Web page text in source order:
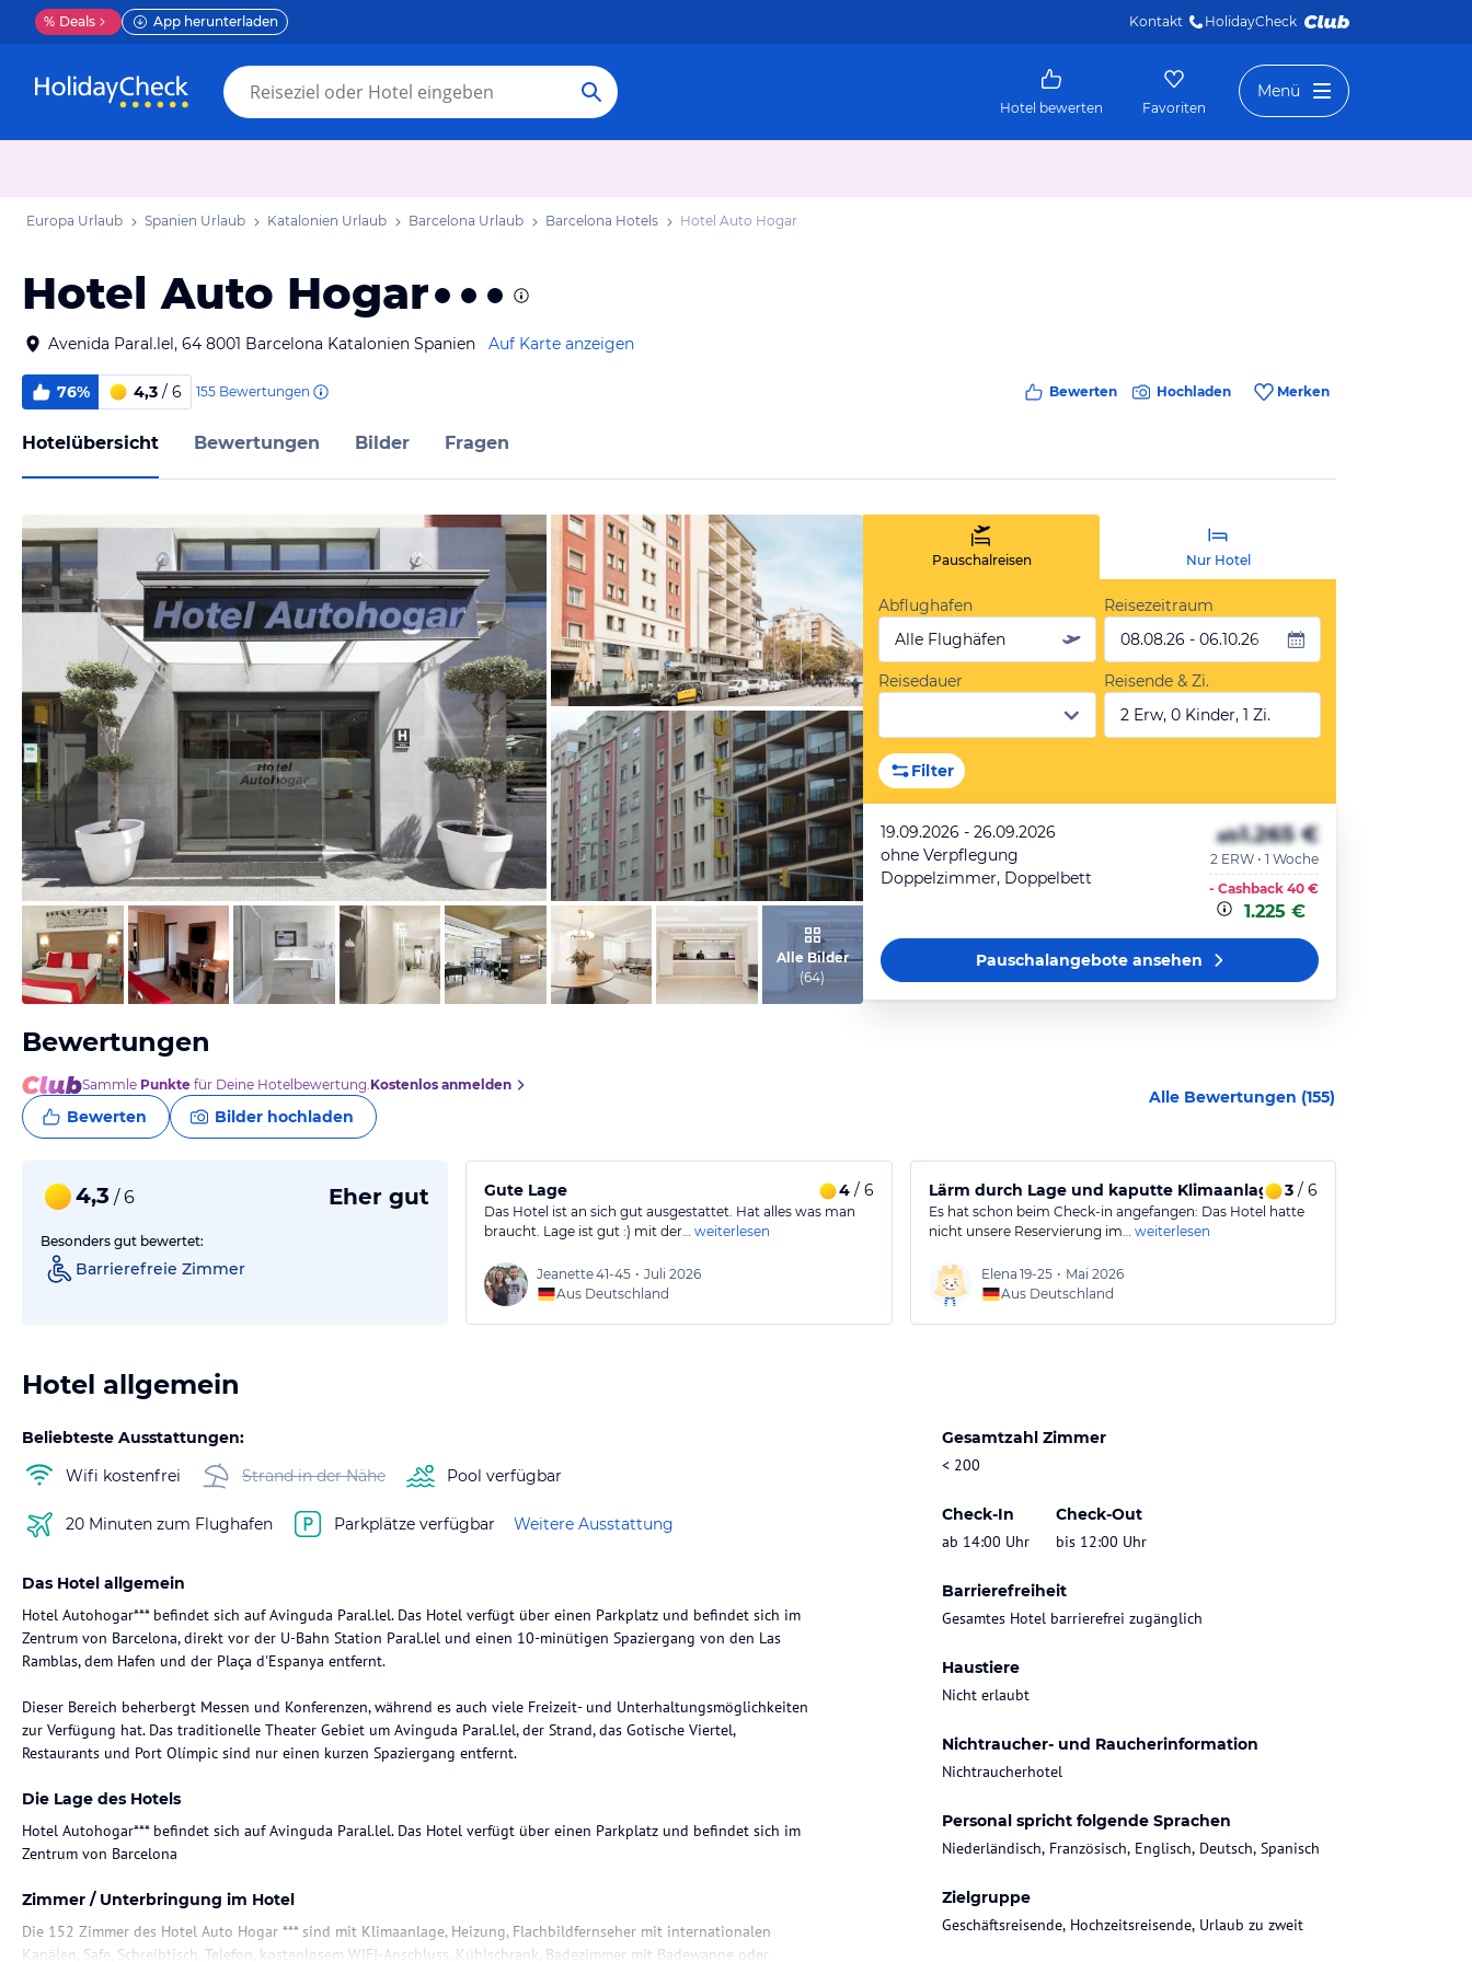
% Deals App herunterladen Kontakt HolidayCheck
Hotel bewerten Favoriten
Menü
Europa Urlaub Spanien Urlaub Katalonien Urlaub Barcelona Urlaub Barcelona Hotels Hotel Auto Hogar
Hotel Auto Hogar
Avenida Paral.lel, 64 8001 Barcelona Katalonien Spanien Auf Karte anzeigen
76% 4,3 / 6 155 Bewertungen Bewerten Hochladen Merken
Hotelübersicht Bewertungen Bilder Fragen
vom Hotelier, Februar 2017
vom Hotelier, Februar 2024
von Denis, April 2007
Alle Bilder
(64)
Pauschalreisen Nur Hotel
Abflughafen
Alle Flughäfen
Reisezeitraum
08.08.26 - 06.10.26
Reisedauer
Reisende & Zi.
2 Erw, 0 Kinder, 1 Zi.
Filter
19.09.2026 - 26.09.2026
ohne Verpflegung
Doppelzimmer, Doppelbett
ab1.265 €
2 ERW • 1 Woche
- Cashback 40 €
1.225 €
Pauschalangeboteansehen
Bewertungen
Sammle Punkte für Deine Hotelbewertung.Kostenlos anmelden
Bewerten Bilder hochladen
Alle Bewertungen (155)
4,3 / 6 Eher gut
Besonders gut bewertet:
Barrierefreie Zimmer
Gute Lage 4/ 6
Das Hotel ist an sich gut ausgestattet. Hat alles was man
braucht. Lage ist gut :) mit der… weiterlesen
Jeanette41-45 • Juli 2026
Aus Deutschland
Lärm durch Lage und kaputte Klimaanlage während unseres
3/ 6
Es hat schon beim Check-in angefangen: Das Hotel hatte
nicht unsere Reservierung im… weiterlesen
Elena 19-25 • Mai 2026
Aus Deutschland
Hotel allgemein
Beliebteste Ausstattungen:
Wifi kostenfrei
Strand in der Nähe Pool verfügbar
20 Minuten zum Flughafen Parkplätze verfügbar Weitere Ausstattung
Gesamtzahl Zimmer
< 200
Check-In
ab 14:00 Uhr
Check-Out
bis 12:00 Uhr
Barrierefreiheit
Gesamtes Hotel barrierefrei zugänglich
Haustiere
Nicht erlaubt
Nichtraucher- und Raucherinformation
Nichtraucherhotel
Personal spricht folgende Sprachen
Niederländisch, Französisch, Englisch, Deutsch, Spanisch
Zielgruppe
Geschäftsreisende, Hochzeitsreisende, Urlaub zu zweit
Das Hotel allgemein
Hotel Autohogar*** befindet sich auf Avinguda Paral.lel. Das Hotel verfügt über einen Parkplatz und befindet sich im
Zentrum von Barcelona, direkt vor der U-Bahn Station Paral.lel und einen 10-minütigen Spaziergang von den Las
Ramblas, dem Hafen und der Plaça d'Espanya entfernt.
Dieser Bereich beherbergt Messen und Konferenzen, während es auch viele Freizeit- und Unterhaltungsmöglichkeiten
zur Verfügung hat. Das traditionelle Theater Gebiet um Avinguda Paral.lel, der Strand, das Gotische Viertel,
Restaurants und Port Olímpic sind nur einen kurzen Spaziergang entfernt.
Die Lage des Hotels
Hotel Autohogar*** befindet sich auf Avinguda Paral.lel. Das Hotel verfügt über einen Parkplatz und befindet sich im
Zentrum von Barcelona
Zimmer / Unterbringung im Hotel
Die 152 Zimmer des Hotel Auto Hogar *** sind mit Klimaanlage, Heizung, Flachbildfernseher mit internationalen
Kanälen, Safe, Schreibtisch, Telefon, kostenlosem WIFI-Anschluss, Kühlschrank, Badezimmer mit Badewanne oder